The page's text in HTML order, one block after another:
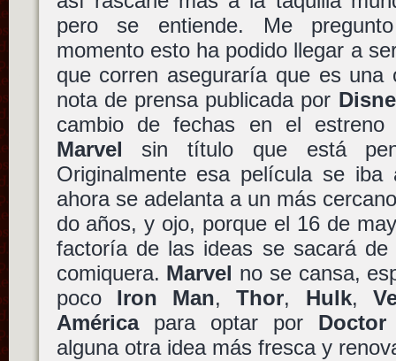
pero se entiende. Me
momento esto ha podido llegar a
que corren aseguraría que es una
nota de prensa publicada por
cambio de fechas en el
Marvel sin título que está
Originalmente esa película se
ahora se adelanta a un más
do años, y ojo, porque el 16 de
factoría de las ideas se sacará
comiquera. Marvel no se cansa,
poco Iron Man,Thor, Hulk,
Américapara optar por Doctor
alguna otra idea más fresca y